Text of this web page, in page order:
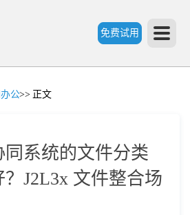
免费试用
公>> 正文
同系统的文件分类
J2L3x 文件整合场